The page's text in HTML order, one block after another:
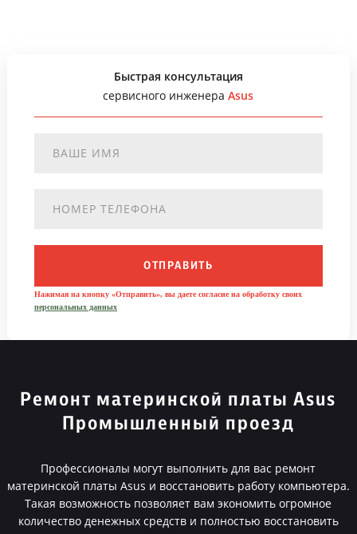
Быстрая консультация
сервисного инженераAsus
ОТПРАВИТЬ
Нажимая на кнопку «Отправить», вы даете согласие на обработку своих
персональных данных
Ремонт материнской платы Asus
Промышленный проезд
Профессионалы могут выполнить для вас ремонт
материнской платы Asus и восстановить работу компьютера.
Такая возможность позволяет вам экономить огромное
количество денежных средств и полностью восстановить